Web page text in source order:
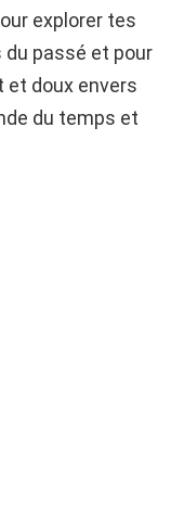
explorer tes
du passé et pour
et doux envers
du temps et